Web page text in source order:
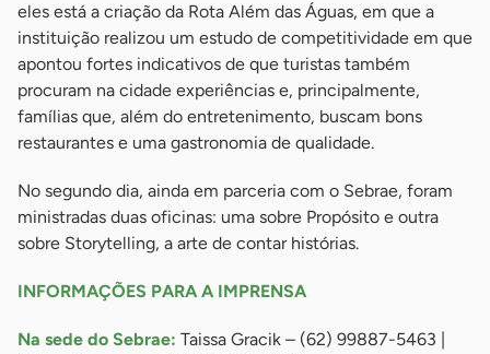
eles está a criação da Rota Além das Águas, em que a
instituição realizou um estudo de competitividade em que
apontou fortes indicativos de que turistas também
procuram na cidade experiências e, principalmente,
famílias que, além do entretenimento, buscam bons
restaurantes e uma gastronomia de qualidade.
No segundo dia, ainda em parceria com o Sebrae, foram
ministradas duas oficinas: uma sobre Propósito e outra
sobre Storytelling, a arte de contar histórias.
INFORMAÇÕES PARA A IMPRENSA
Na sede do Sebrae: Taissa Gracik – (62) 99887-5463 |